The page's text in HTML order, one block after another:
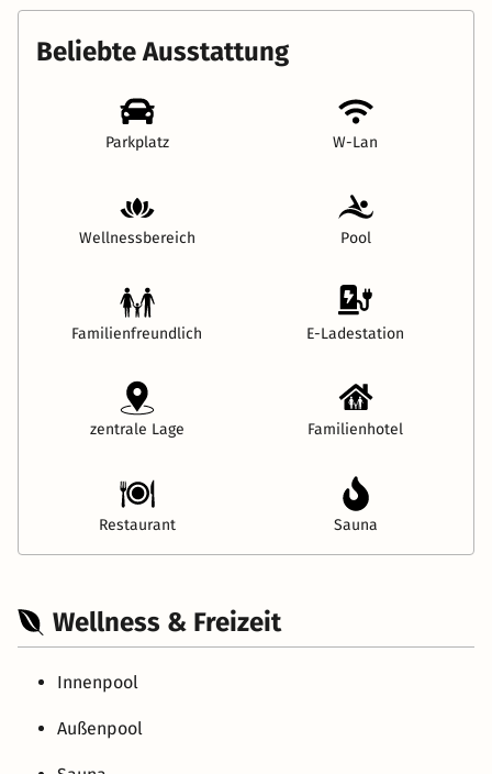
Beliebte Ausstattung
Parkplatz W-Lan
Wellnessbereich Pool
Familienfreundlich E-Ladestation
zentrale Lage Familienhotel
Restaurant Sauna
Wellness & Freizeit
Innenpool
Außenpool